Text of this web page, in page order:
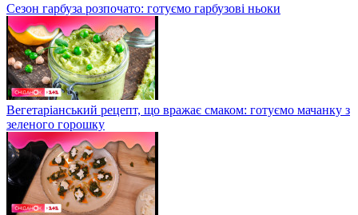
Сезон гарбуза розпочато: готуємо гарбузові ньоки
Вегетаріанський рецепт, що вражає смаком: готуємо мачанку з
зеленого горошку